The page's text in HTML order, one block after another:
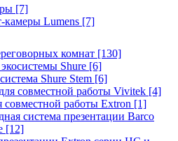
[7]
камеры Lumens [7]
комнат [130]
Shure [6]
Shure Stem [6]
совместной работы Vivitek [4]
работы Extron [1]
система презентации Barco
[12]